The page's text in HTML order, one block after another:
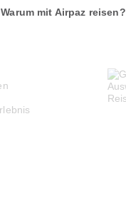
Warum mit Airpaz reisen?